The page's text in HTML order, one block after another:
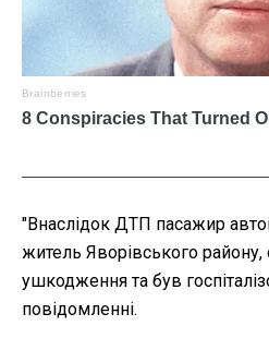
"Внаслідок ДТП пасажир
житель Яворівського району,
ушкодження та був
повідомленні.